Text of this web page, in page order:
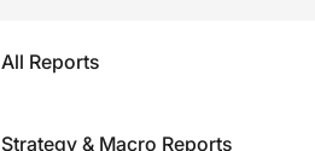
All Reports
Strategy & Macro Reports